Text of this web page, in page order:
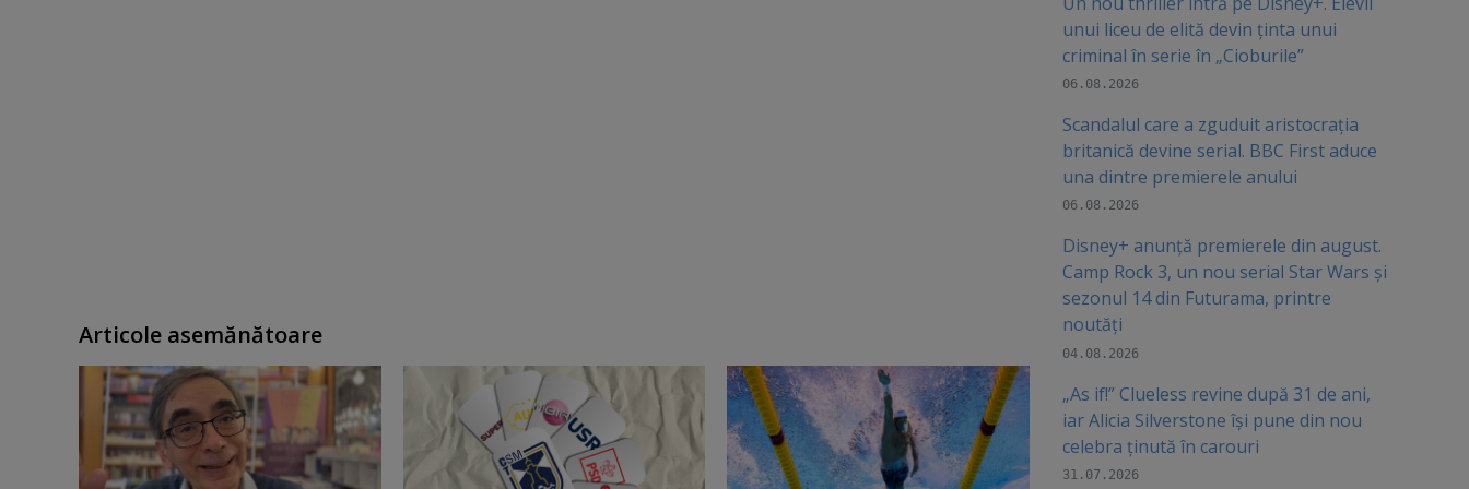
Articole asemănătoare
unui liceu de elită devin ținta unui
criminal în serie în „Cioburile”
06.08.2026
Scandalul care a zguduit aristocrația
britanică devine serial. BBC First aduce
una dintre premierele anului
06.08.2026
Disney+ anunță premierele din august.
Camp Rock 3, un nou serial Star Wars și
sezonul 14 din Futurama, printre
noutăți
04.08.2026
„As if!” Clueless revine după 31 de ani,
iar Alicia Silverstone își pune din nou
celebra ținută în carouri
31.07.2026